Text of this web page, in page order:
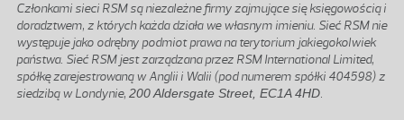
Członkami sieci RSM są niezależne firmy zajmujące się księgowością i
doradztwem, z których każda działa we własnym imieniu. Sieć RSM nie
występuje jako odrębny podmiot prawa na terytorium jakiegokolwiek
państwa. Sieć RSM jest zarządzana przez RSM International Limited,
spółkę zarejestrowaną w Anglii i Walii (pod numerem spółki 404598) z
siedzibą w Londynie, 200 Aldersgate Street, EC1A 4HD.